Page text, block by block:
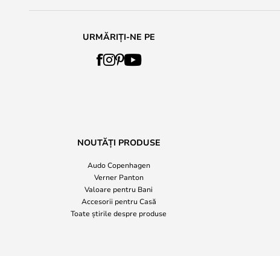
URMĂRIȚI-NE PE
NOUTĂȚI PRODUSE
Audo Copenhagen
Verner Panton
Valoare pentru Bani
Accesorii pentru Casă
Toate știrile despre produse